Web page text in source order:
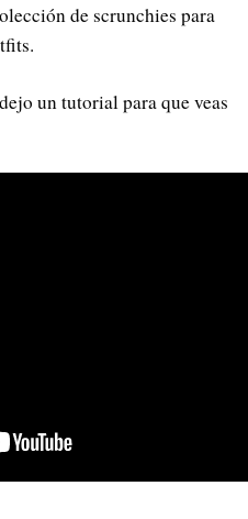
de scrunchies para
un tutorial para que veas